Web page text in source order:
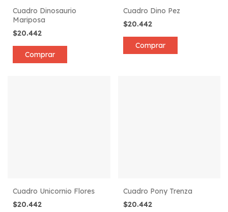
Cuadro Dinosaurio
Mariposa
$20.442
Comprar
Cuadro Dino Pez
$20.442
Comprar
Cuadro Unicornio Flores
$20.442
Cuadro Pony Trenza
$20.442